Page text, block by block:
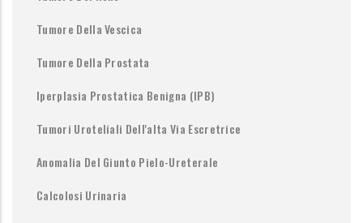
Tumore Della Vescica
Tumore Della Prostata
Iperplasia Prostatica Benigna (IPB)
Tumori Uroteliali Dell'alta Via Escretrice
Anomalia Del Giunto Pielo-Ureterale
Calcolosi Urinaria